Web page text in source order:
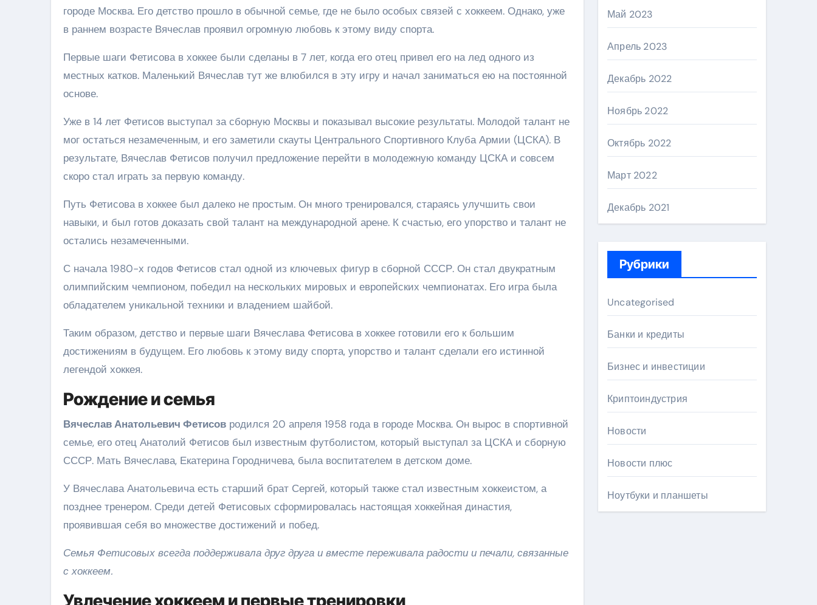
городе Москва. Его детство прошло в обычной семье, где не было особых связей с хоккеем. Однако, уже
в раннем возрасте Вячеслав проявил огромную любовь к этому виду спорта.
Первые шаги Фетисова в хоккее были сделаны в 7 лет, когда его отец привел его на лед одного из
местных катков. Маленький Вячеслав тут же влюбился в эту игру и начал заниматься ею на постоянной
основе.
Уже в 14 лет Фетисов выступал за сборную Москвы и показывал высокие результаты. Молодой талант не
мог остаться незамеченным, и его заметили скауты Центрального Спортивного Клуба Армии (ЦСКА). В
результате, Вячеслав Фетисов получил предложение перейти в молодежную команду ЦСКА и совсем
скоро стал играть за первую команду.
Путь Фетисова в хоккее был далеко не простым. Он много тренировался, стараясь улучшить свои
навыки, и был готов доказать свой талант на международной арене. К счастью, его упорство и талант не
остались незамеченными.
С начала 1980-х годов Фетисов стал одной из ключевых фигур в сборной СССР. Он стал двукратным
олимпийским чемпионом, победил на нескольких мировых и европейских чемпионатах. Его игра была
обладателем уникальной техники и владением шайбой.
Таким образом, детство и первые шаги Вячеслава Фетисова в хоккее готовили его к большим
достижениям в будущем. Его любовь к этому виду спорта, упорство и талант сделали его истинной
легендой хоккея.
Рождение и семья
Вячеслав Анатольевич Фетисов родился 20 апреля 1958 года в городе Москва. Он вырос в спортивной
семье, его отец Анатолий Фетисов был известным футболистом, который выступал за ЦСКА и сборную
СССР. Мать Вячеслава, Екатерина Городничева, была воспитателем в детском доме.
У Вячеслава Анатольевича есть старший брат Сергей, который также стал известным хоккеистом, а
позднее тренером. Среди детей Фетисовых сформировалась настоящая хоккейная династия,
проявившая себя во множестве достижений и побед.
Семья Фетисовых всегда поддерживала друг друга и вместе переживала радости и печали, связанные
с хоккеем.
Увлечение хоккеем и первые тренировки
Май 2023
Апрель 2023
Декабрь 2022
Ноябрь 2022
Октябрь 2022
Март 2022
Декабрь 2021
Рубрики
Uncategorised
Банки и кредиты
Бизнес и инвестиции
Криптоиндустрия
Новости
Новости плюс
Ноутбуки и планшеты